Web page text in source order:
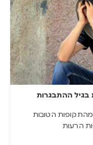
בגיל ההתבגרות
הטובות
הרעות